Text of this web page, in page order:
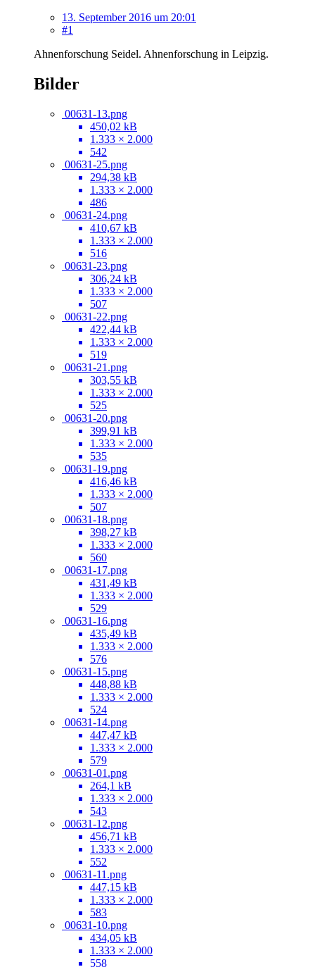
13. September 2016 um 20:01
#1
Ahnenforschung Seidel. Ahnenforschung in Leipzig.
Bilder
00631-13.png
450,02 kB
1.333 × 2.000
542
00631-25.png
294,38 kB
1.333 × 2.000
486
00631-24.png
410,67 kB
1.333 × 2.000
516
00631-23.png
306,24 kB
1.333 × 2.000
507
00631-22.png
422,44 kB
1.333 × 2.000
519
00631-21.png
303,55 kB
1.333 × 2.000
525
00631-20.png
399,91 kB
1.333 × 2.000
535
00631-19.png
416,46 kB
1.333 × 2.000
507
00631-18.png
398,27 kB
1.333 × 2.000
560
00631-17.png
431,49 kB
1.333 × 2.000
529
00631-16.png
435,49 kB
1.333 × 2.000
576
00631-15.png
448,88 kB
1.333 × 2.000
524
00631-14.png
447,47 kB
1.333 × 2.000
579
00631-01.png
264,1 kB
1.333 × 2.000
543
00631-12.png
456,71 kB
1.333 × 2.000
552
00631-11.png
447,15 kB
1.333 × 2.000
583
00631-10.png
434,05 kB
1.333 × 2.000
558